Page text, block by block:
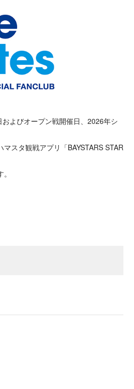
よびオープン戦開催日、2026年シ
スタ観戦アプリ「BAYSTARS STAR